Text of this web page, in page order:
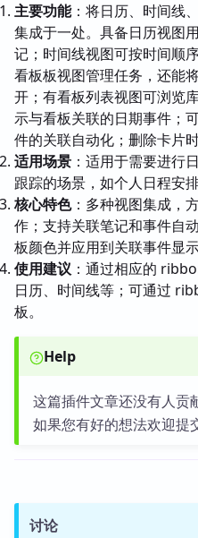
主要功能：将日历、时间线
集成于一处。具备日历视图
记；时间线视图可按时间顺
看板板视图管理任务，还能
开；有看板列表视图可浏览
示与看板关联的日期事件；
件的关联自动化；删除卡片
适用场景 ：适用于需要进行
跟踪的场景，如个人日程安
核心特色：多种视图集成，
作；支持关联笔记和事件自
板颜色并应用到关联事件显示
使用建议：通过相应的
日历、时间线等；可通过
板。
Help
这篇插件文章还没有人贡
如果您有好的想法欢迎提
讨论